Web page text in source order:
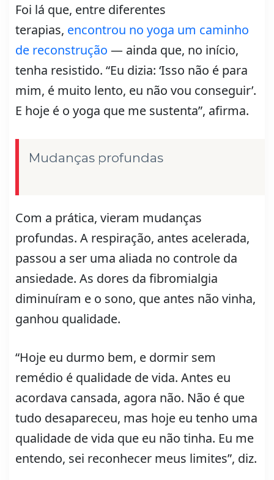
Foi lá que, entre diferentes
terapias, encontrou no yoga um caminho
de reconstrução — ainda que, no início,
tenha resistido. “Eu dizia: ‘Isso não é para
mim, é muito lento, eu não vou conseguir’.
E hoje é o yoga que me sustenta”, afirma.
Mudanças profundas
Com a prática, vieram mudanças
profundas. A respiração, antes acelerada,
passou a ser uma aliada no controle da
ansiedade. As dores da fibromialgia
diminuíram e o sono, que antes não vinha,
ganhou qualidade.
“Hoje eu durmo bem, e dormir sem
remédio é qualidade de vida. Antes eu
acordava cansada, agora não. Não é que
tudo desapareceu, mas hoje eu tenho uma
qualidade de vida que eu não tinha. Eu me
entendo, sei reconhecer meus limites”, diz.